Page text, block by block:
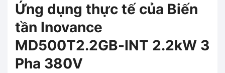
Ứng dụng thực tế của Biến
tần Inovance
MD500T2.2GB-INT 2.2kW 3
Pha 380V